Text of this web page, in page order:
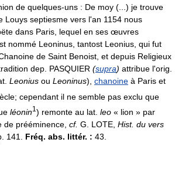
de quelques-uns : De moy (...) je trouve
Louys septiesme vers l'an 1154 nous
dans Paris, lequel en ses œuvres
nommé Leoninus, tantost Leonius, qui fut
de Saint Benoist, et depuis Religieux
dep. PASQUIER (supra) attribue l'orig.
Leonius ou Leoninus), chanoine à Paris et
cependant il ne semble pas exclu que
léonin1 ) remonte au lat. leo « lion » par
de prééminence, cf. G. LOTE, Hist. du vers
141. Fréq. abs. littér. : 43.